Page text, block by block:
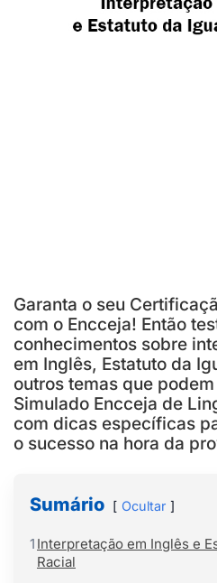
Garanta o seu
com o Encceja! Então
conhecimentos sobre
em Inglês, Estatuto da
outros temas que
Simulado Encceja de
com dicas específicas
o sucesso na hora da
Sumário Ocultar
1 Interpretação em Inglês e
Racial